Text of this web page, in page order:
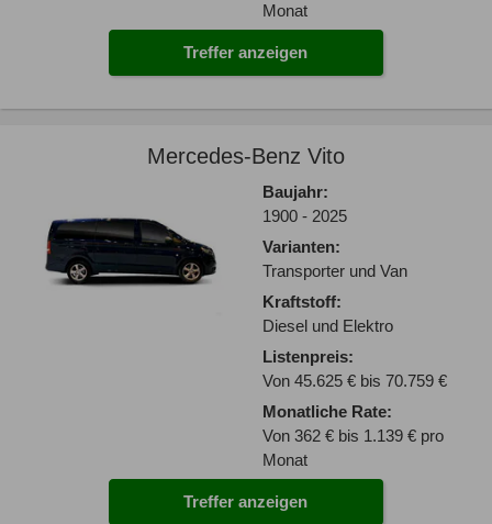
Monat
Treffer anzeigen
Mercedes-Benz Vito
Baujahr:
1900 - 2025
Varianten:
Transporter und Van
Kraftstoff:
Diesel und Elektro
Listenpreis:
Von 45.625 € bis 70.759 €
Monatliche Rate:
Von 362 € bis 1.139 € pro
Monat
Treffer anzeigen